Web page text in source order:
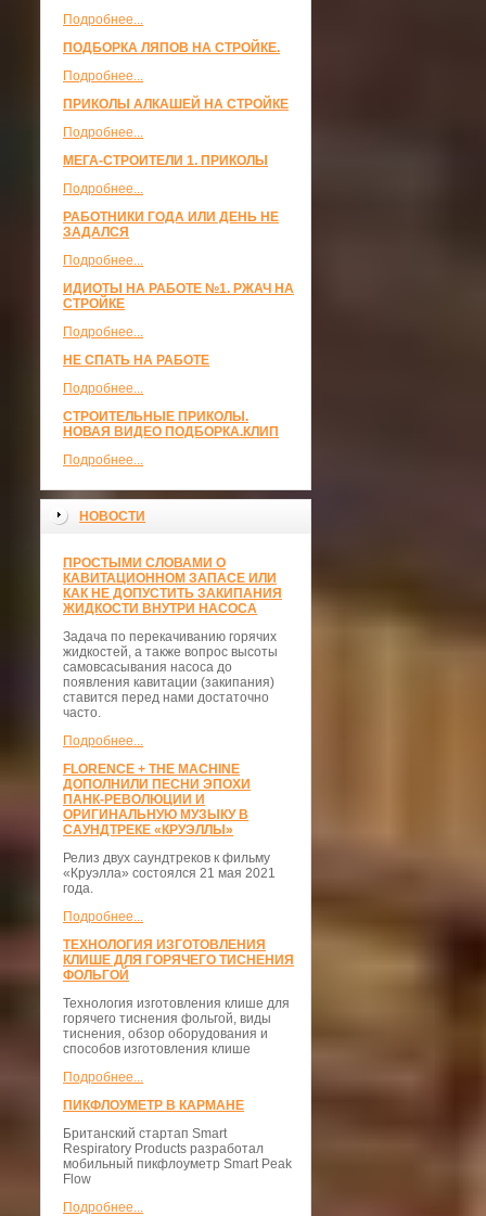
Подробнее...
ПОДБОРКА ЛЯПОВ НА СТРОЙКЕ.
Подробнее...
ПРИКОЛЫ АЛКАШЕЙ НА СТРОЙКЕ
Подробнее...
МЕГА-СТРОИТЕЛИ 1. ПРИКОЛЫ
Подробнее...
РАБОТНИКИ ГОДА ИЛИ ДЕНЬ НЕ
ЗАДАЛСЯ
Подробнее...
ИДИОТЫ НА РАБОТЕ №1. РЖАЧ НА
СТРОЙКЕ
Подробнее...
НЕ СПАТЬ НА РАБОТЕ
Подробнее...
СТРОИТЕЛЬНЫЕ ПРИКОЛЫ.
НОВАЯ ВИДЕО ПОДБОРКА.КЛИП
Подробнее...
НОВОСТИ
ПРОСТЫМИ СЛОВАМИ О
КАВИТАЦИОННОМ ЗАПАСЕ ИЛИ
КАК НЕ ДОПУСТИТЬ ЗАКИПАНИЯ
ЖИДКОСТИ ВНУТРИ НАСОСА
Задача по перекачиванию горячих
жидкостей, а также вопрос высоты
самовсасывания насоса до
появления кавитации (закипания)
ставится перед нами достаточно
часто.
Подробнее...
FLORENCE + THE MACHINE
ДОПОЛНИЛИ ПЕСНИ ЭПОХИ
ПАНК-РЕВОЛЮЦИИ И
ОРИГИНАЛЬНУЮ МУЗЫКУ В
САУНДТРЕКЕ «КРУЭЛЛЫ»
Релиз двух саундтреков к фильму
«Круэлла» состоялся 21 мая 2021
года.
Подробнее...
ТЕХНОЛОГИЯ ИЗГОТОВЛЕНИЯ
КЛИШЕ ДЛЯ ГОРЯЧЕГО ТИСНЕНИЯ
ФОЛЬГОЙ
Технология изготовления клише для
горячего тиснения фольгой, виды
тиснения, обзор оборудования и
способов изготовления клише
Подробнее...
ПИКФЛОУМЕТР В КАРМАНЕ
Британский стартап Smart
Respiratory Products разработал
мобильный пикфлоуметр Smart Peak
Flow
Подробнее...